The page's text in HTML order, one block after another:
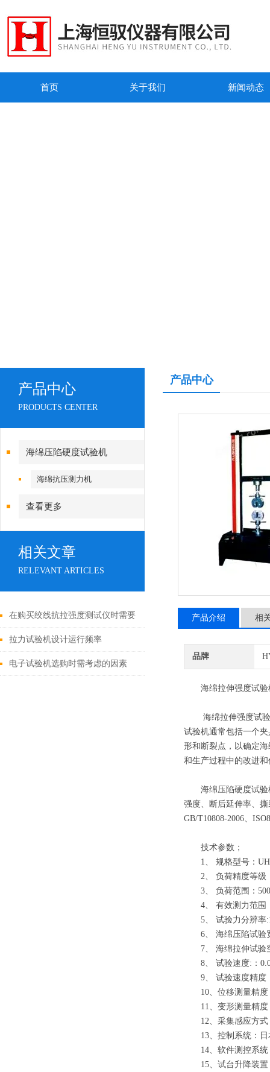
首页 关于我们 新闻动态
产品中心
PRODUCTS CENTER
海绵压陷硬度试验机
海绵抗压测力机
查看更多
相关文章
RELEVANT ARTICLES
在购买绞线抗拉强度测试仪时需要
符合那些标准
拉力试验机设计运行频率
电子试验机选购时需考虑的因素
产品中心
产品介绍 相
品牌
海绵拉伸强度试验
海绵拉伸强度试验机
试验机通常包括一个
形和断裂点，以确定
和生产过程中的改进
海绵压陷硬度试验机
强度、断后延伸率、撕
GB/T10808-2006、
技术参数；
1、 规格型号：
2、 负荷精度等级
3、 负荷范围：500N
4、 有效测力范围
5、 试验力分辨率
6、 海绵压陷试验
7、 海绵拉伸试验
8、 试验速度:：
9、 试验速度精度
10、位移测量精度
11、变形测量精度
12、采集感应方式
13、控制系统：日
14、软件测控系统
15、试台升降装置